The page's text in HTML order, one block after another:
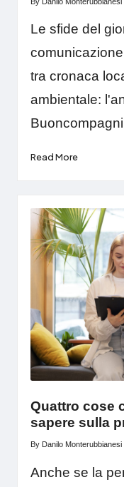
Posted
Le sfide del
tra cronaca
ambientale:
Buoncompagni
Read More
Quattro cose
sapere sulla
Posted
By Danilo Monterubbianesi
Anche se la